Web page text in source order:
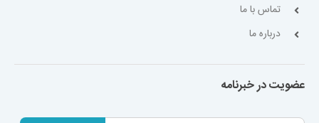
تماس با ما
درباره ما
عضویت در خبرنامه